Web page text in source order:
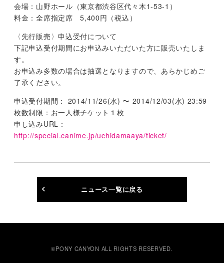
会場：山野ホール（東京都渋谷区代々木1-53-1）
料金：全席指定席 5,400円（税込）
〈先行販売〉申込受付について
下記申込受付期間にお申込みいただいた方に販売いたしま
す。
お申込み多数の場合は抽選となりますので、あらかじめご
了承ください。
申込受付期間： 2014/11/26(水) 〜 2014/12/03(水) 23:59
枚数制限：お一人様チケット１枚
申し込みURL：
http://special.canime.jp/uchidamaaya/ticket/
ニュース一覧に戻る
©PONY CANYON ALL RIGHTS RESERVED.